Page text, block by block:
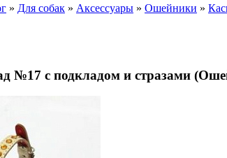
» Для собак » Аксессуары » Ошейники »
№17 с подкладом и стразами